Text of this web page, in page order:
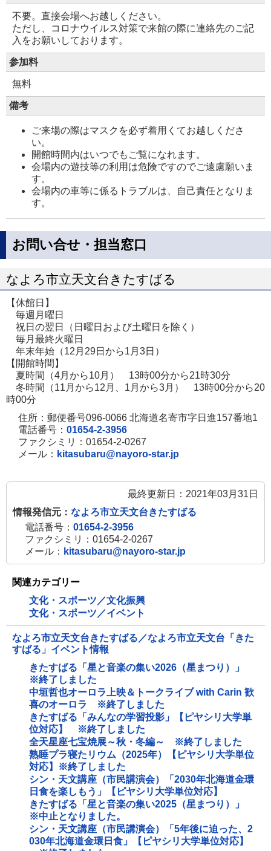
不要。直接会場へお越しください。
ただし、コロナウイルス対策で来館の際に連絡先のご記
入をお願いしております。
参加料
無料
備考
ご来場の際はマスクを必ず着用くてお越しくださ
い。
開館時間内はいつでもご覧になれます。
会場内の遊技等の利用は危険ですのでご遠慮願いま
す。
会場内の車等に係るトラブルは、自己責任となりま
す。
お問い合せ・担当窓口
なよろ市立天文台きたすばる
【休館日】
毎週月曜日
祝日の翌日（日曜日および土曜日を除く）
毎月最終火曜日
年末年始（12月29日から1月3日）
【開館時間】
夏時間（4月から10月） 13時00分から21時30分
冬時間（11月から12月、1月から3月） 13時00分から20
時00分
住所：郵便番号096-0066 北海道名寄市字日進157番地1
電話番号： 01654-2-3956
ファクシミリ：01654-2-0267
メール： kitasubaru@nayoro-star.jp
最終更新日：2021年03月31日
情報発信元： なよろ市立天文台きたすばる
電話番号： 01654-2-3956
ファクシミリ：01654-2-0267
メール： kitasubaru@nayoro-star.jp
関連カテゴリー
文化・スポーツ／文化振興
文化・スポーツ／イベント
なよろ市立天文台きたすばる／なよろ市立天文台「きた
すばる」イベント情報
きたすばる「星と音楽の集い2026（星まつり）」
※終了しました
中垣哲也オーロラ上映＆トークライブ with Carin 歓
喜のオーロラ ※終了しました
きたすばる「みんなの学習投影」【ピヤシリ大学単
位対応】 ※終了しました
全天星座七宝焼展～秋・冬編～ ※終了しました
熟睡プラ寝たリウム（2025年）【ピヤシリ大学単位
対応】※終了しました
シン・天文講座（市民講演会）「2030年北海道金環
日食を楽しもう」【ピヤシリ大学単位対応】
きたすばる「星と音楽の集い2025（星まつり）」
※中止となりました。
シン・天文講座（市民講演会）「5年後に迫った、2
030年北海道金環日食」【ピヤシリ大学単位対応】